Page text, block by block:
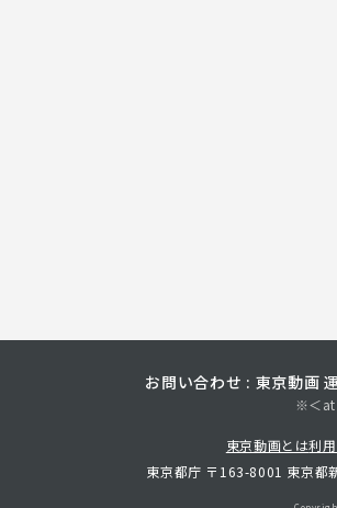
お問い合わせ : 東京動画
※＜at
東京動画とは利
東京都庁 〒163-8001 東京都